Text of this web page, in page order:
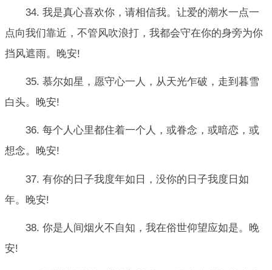
34. 我是真心喜欢你，请相信我。让爱的潮水一点一
点向我们靠近，不管风吹浪打，我都会守在你的身旁为你
挡风遮雨。晚安!
35. 慕尔如星，愿守心一人，从天光乍破，走到暮雪
白头。晚安!
36. 每个人心里都住着一个人，或眷念，或暗恋，或
想念。晚安!
37. 有你的日子我度年如日，没你的日子我度日如
年。晚安!
38. 你是人间烟火不自知，我在俗世仰望应如是。晚
安!